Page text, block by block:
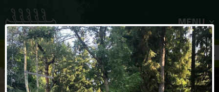
MENU
FILTR ZÁJEZDŮ